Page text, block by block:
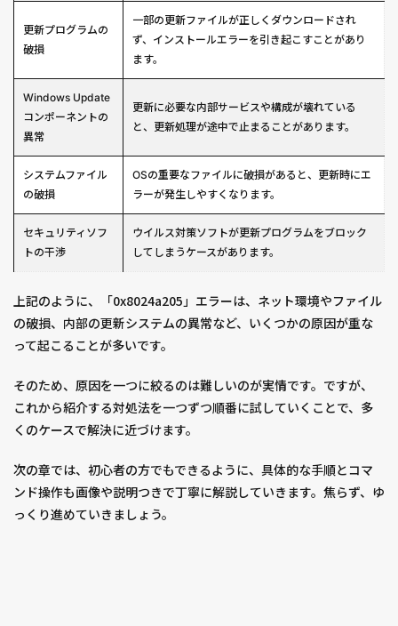
更新プログラムの
破損
一部の更新ファイルが正しくダウンロードされ
ず、インストールエラーを引き起こすことがあり
ます。
Windows Update
コンポーネントの
異常
更新に必要な内部サービスや構成が壊れている
と、更新処理が途中で止まることがあります。
システムファイル
の破損
OSの重要なファイルに破損があると、更新時にエ
ラーが発生しやすくなります。
セキュリティソフ
トの干渉
ウイルス対策ソフトが更新プログラムをブロック
してしまうケースがあります。
上記のように、「0x8024a205」エラーは、ネット環境やファイル
の破損、内部の更新システムの異常など、いくつかの原因が重な
って起こることが多いです。
そのため、原因を一つに絞るのは難しいのが実情です。ですが、
これから紹介する対処法を一つずつ順番に試していくことで、多
くのケースで解決に近づけます。
次の章では、初心者の方でもできるように、具体的な手順とコマ
ンド操作も画像や説明つきで丁寧に解説していきます。焦らず、ゆ
っくり進めていきましょう。